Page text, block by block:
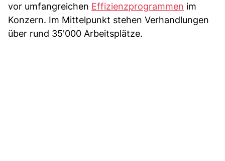
vor umfangreichen Effizienzprogrammen im
Konzern. Im Mittelpunkt stehen Verhandlungen
über rund 35'000 Arbeitsplätze.